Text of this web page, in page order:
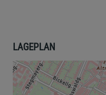
LAGEPLAN